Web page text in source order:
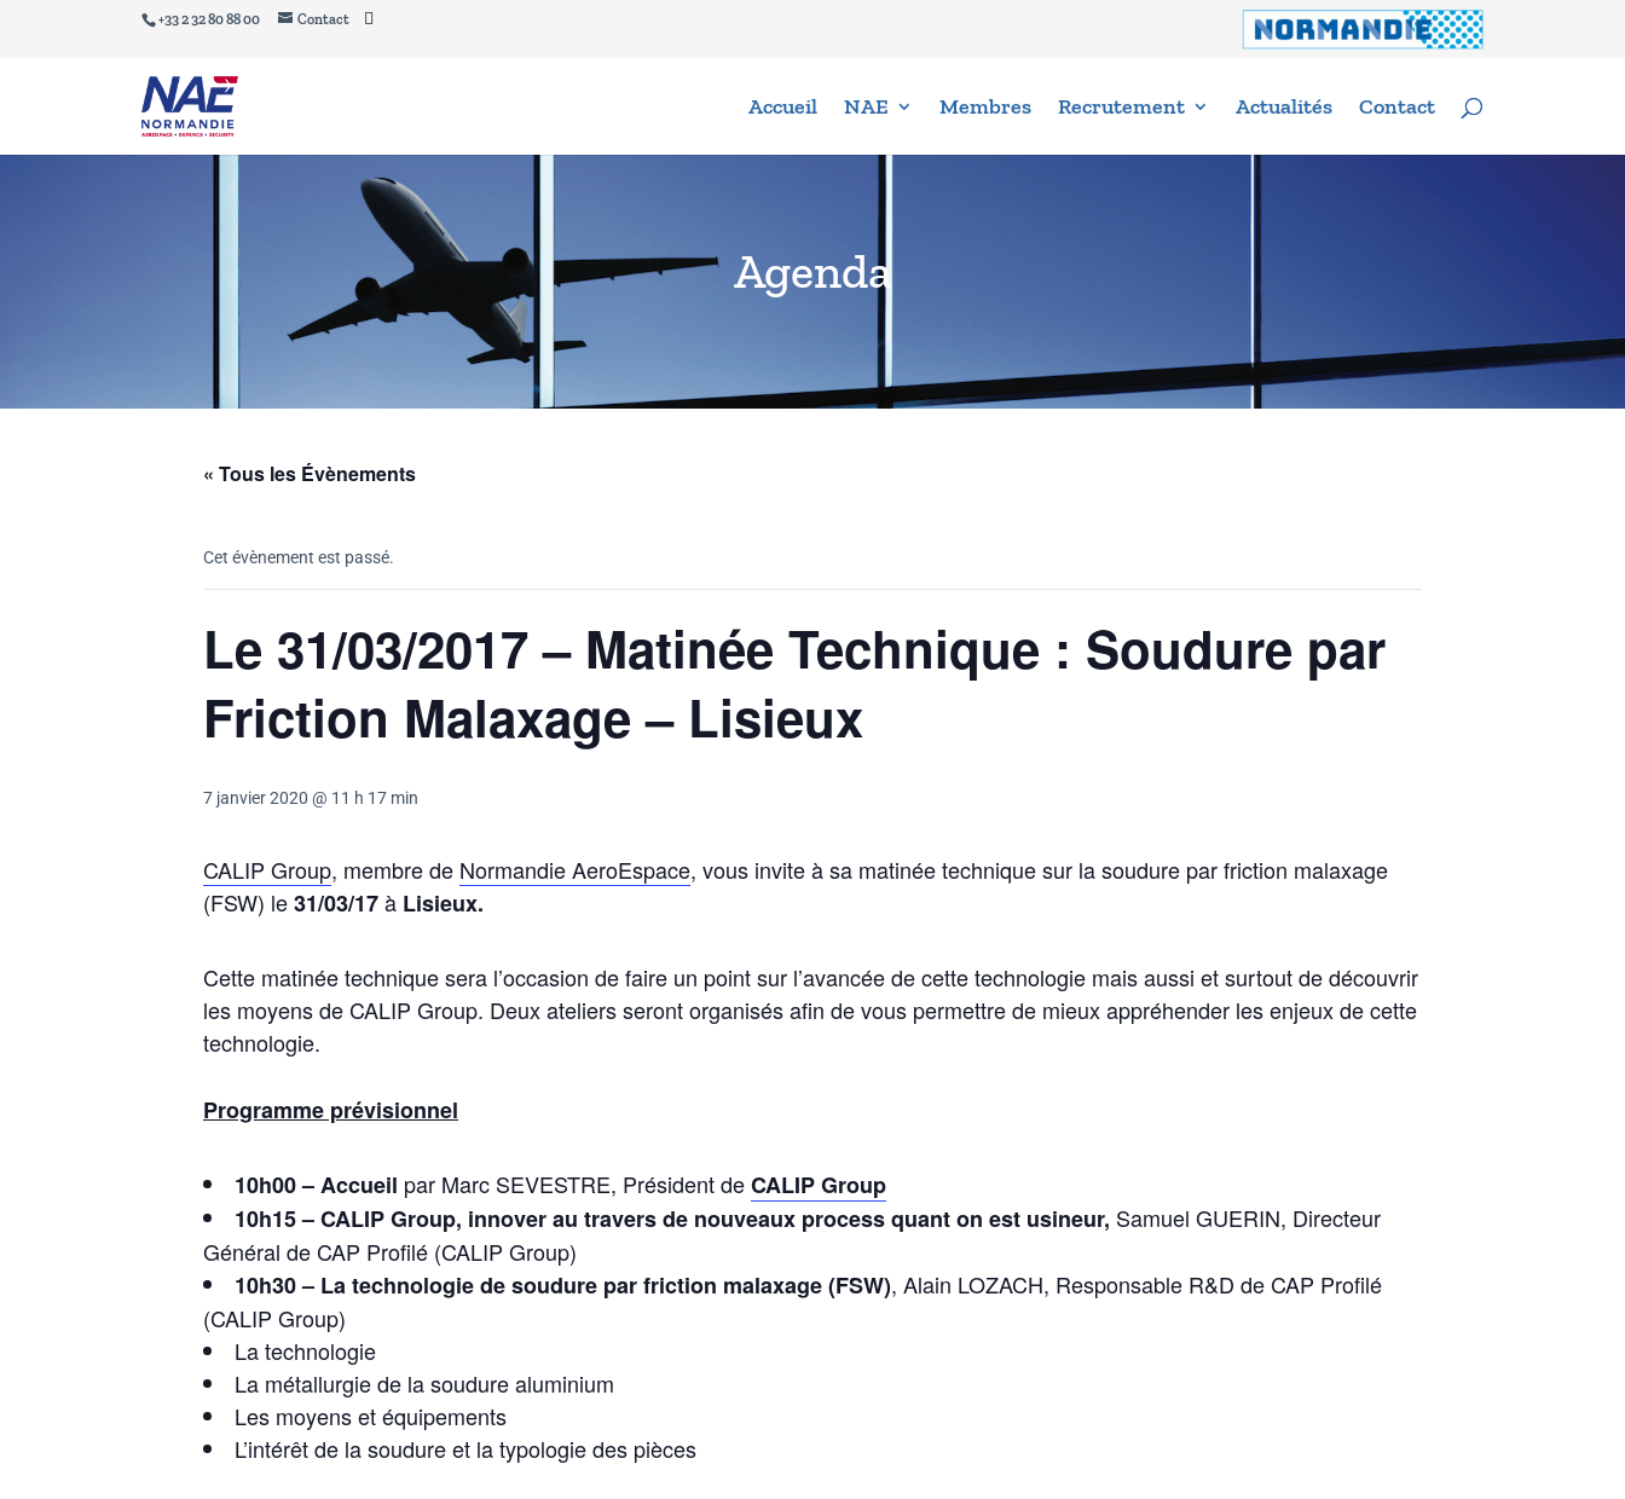
+33 2 32 80 88 00 Contact
Accueil NAE Membres Recrutement Actualités Contact
Agenda
« Tous les Évènements
Cet évènement est passé.
Le 31/03/2017 – Matinée Technique : Soudure par
Friction Malaxage – Lisieux
7 janvier 2020 @ 11 h 17 min
CALIP Group, membre de Normandie AeroEspace, vous invite à sa matinée technique sur la soudure par friction malaxage
(FSW) le31/03/17à Lisieux.
Cette matinée technique sera l’occasion de faire un point sur l’avancée de cette technologie mais aussi et surtout de découvrir
les moyens de CALIP Group. Deux ateliers seront organisés afin de vous permettre de mieux appréhender les enjeux de cette
technologie.
Programme prévisionnel
10h00 – Accueil par Marc SEVESTRE, Président deCALIP Group
10h15 – CALIP Group, innover au travers de nouveaux process quant on est usineur, Samuel GUERIN, Directeur
Général de CAP Profilé (CALIP Group)
10h30 – La technologie de soudure par friction malaxage (FSW), Alain LOZACH, Responsable R&D de CAP Profilé
(CALIP Group)
La technologie
La métallurgie de la soudure aluminium
Les moyens et équipements
L’intérêt de la soudure et la typologie des pièces